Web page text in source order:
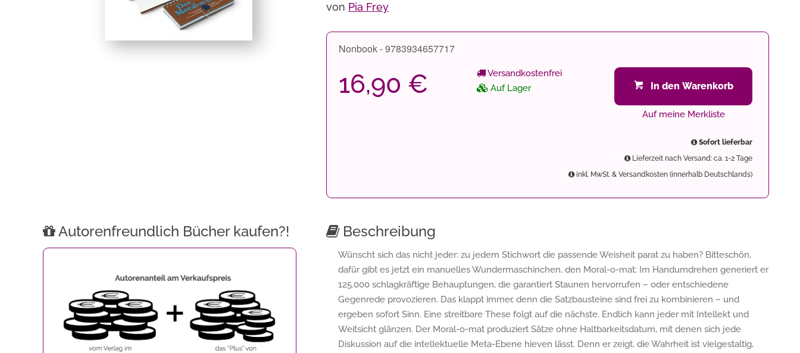
von Pia Frey
Nonbook - 9783934657717
16,90 €
Versandkostenfrei
Auf Lager
In den Warenkorb
Auf meine Merkliste
Sofort lieferbar
Lieferzeit nach Versand: ca. 1-2 Tage
inkl. MwSt. & Versandkosten (innerhalb Deutschlands)
Autorenfreundlich Bücher kaufen?! Beschreibung
Wünscht sich das nicht jeder: zu jedem Stichwort die passende Weisheit parat zu haben? Bitteschön,
dafür gibt es jetzt ein manuelles Wundermaschinchen, den Moral-o-mat: Im Handumdrehen generiert er
125.000 schlagkräftige Behauptungen, die garantiert Staunen hervorrufen – oder entschiedene
Gegenrede provozieren. Das klappt immer, denn die Satzbausteine sind frei zu kombinieren – und
ergeben sofort Sinn. Eine streitbare These folgt auf die nächste. Endlich kann jeder mit Intellekt und
Weitsicht glänzen. Der Moral-o-mat produziert Sätze ohne Haltbarkeitsdatum, mit denen sich jede
Diskussion auf die intellektuelle Meta-Ebene hieven lässt. Denn er zeigt, die Wahrheit ist vielgestaltig,